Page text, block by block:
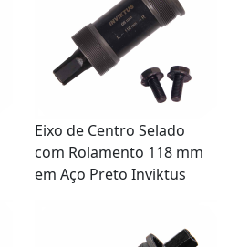
Eixo de Centro Selado
com Rolamento 118 mm
em Aço Preto Inviktus